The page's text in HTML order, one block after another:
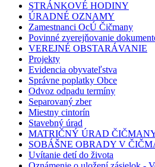
STRÁNKOVÉ HODINY
ÚRADNÉ OZNAMY
Zamestnanci OcÚ Čičmany
Povinné zverejňovanie
VEREJNÉ OBSTARÁVANIE
Projekty
Evidencia obyvateľstva
Správne poplatky Obce
Odvoz odpadu termíny
Separovaný zber
Miestny cintorín
Stavebný úrad
MATRIČNÝ ÚRAD
SOBÁŠNE OBRADY V
Uvítanie detí do života